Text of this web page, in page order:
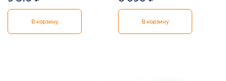
В корзину В корзину